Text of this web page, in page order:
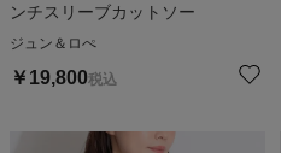
ンチスリーブカットソー
ジュン＆ロぺ
￥ 19,800税込